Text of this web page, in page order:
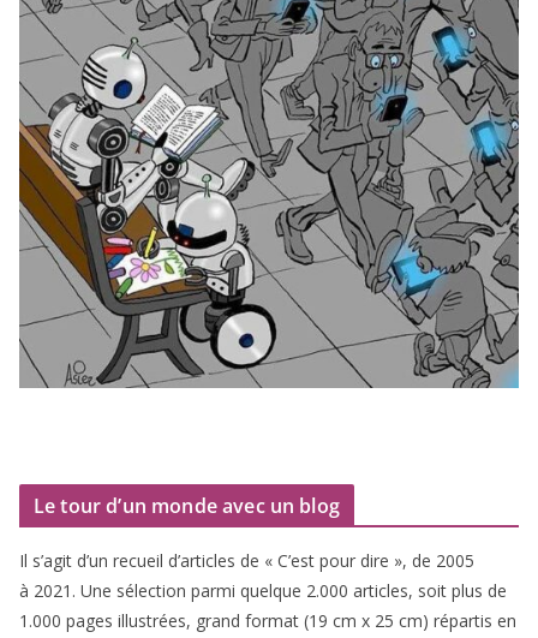
Le tour d’un monde avec un blog
Il s’agit d’un recueil d’ar­ticles de « C’est pour dire », de 2005
à 2021 . Une sélec­tion par­mi quelque 2.000 articles, soit plus de
1 .000 pages illus­trées, grand for­mat (19 cm x 25 cm) répar­tis en